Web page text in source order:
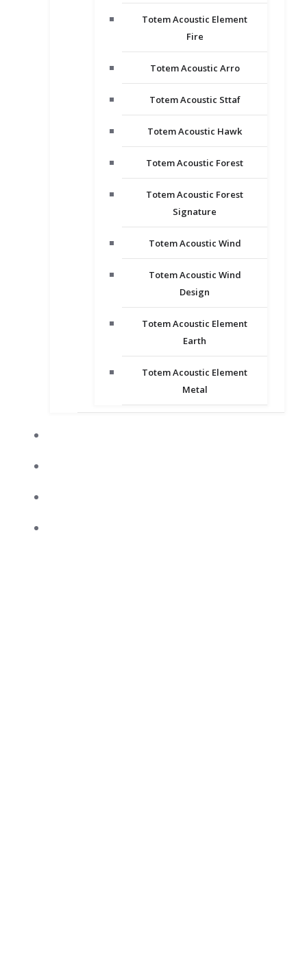
Totem Acoustic Element
Fire
Totem Acoustic Arro
Totem Acoustic Sttaf
Totem Acoustic Hawk
Totem Acoustic Forest
Totem Acoustic Forest
Signature
Totem Acoustic Wind
Totem Acoustic Wind
Design
Totem Acoustic Element
Earth
Totem Acoustic Element
Metal